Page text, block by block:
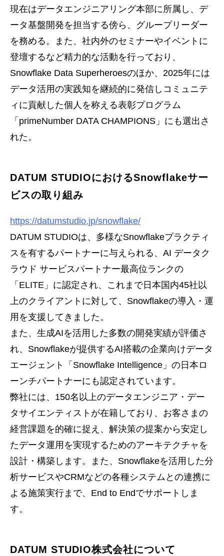
現在はデータエンジニアリング本部に所属し、デ
ータ基盤開発を担当する傍ら、グループリーダー
を務める。また、社内外のセミナーやイベントに
登壇するなど精力的な活動を行っており、
Snowflake Data Superheroesのほか、2025年には
データ活用の実践知を継続的に発信しコミュニテ
ィに貢献した個人を称える表彰プログラム
「primeNumber DATA CHAMPIONS」にも選出さ
れた。
DATUM STUDIOにおけるSnowflakeサー
ビスの取り組み
https://datumstudio.jp/snowflake/
DATUM STUDIOは、多様なSnowflakeプラクティ
スを有するパートナーに与えられる、AI データク
ラウド サービスパートナー最高位ランクの
「ELITE」に認定され、これまで日本国内45社以
上のクライアントに対して、Snowflakeの導入・運
用を支援してきました。
また、生成AIを活用した多数の開発実績が評価さ
れ、Snowflakeが提供するAI搭載の企業向けデータ
エージェント「Snowflake Intelligence」の日本ロ
ーンチパートナーにも認定されています。
弊社には、150名以上のデータエンジニア・デー
タサイエンティストが在籍しており、お客さまの
経営課題を的確に捉え、解決策の提案から安定し
たデータ運用を実現するためのアーキテクチャを
設計・構築します。また、Snowflakeを活用した分
析サービスやCRMなどの各種システムとの連携に
よる施策実行まで、End to Endでサポートしま
す。
DATUM STUDIO株式会社について